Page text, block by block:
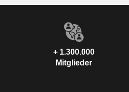
+ 1.300.000
Mitglieder